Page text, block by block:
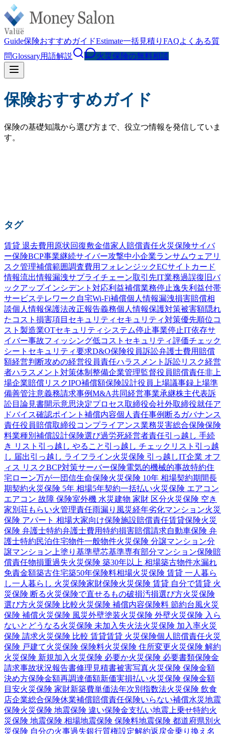
Guide保険おすすめガイドEstimate一括見積り FAQよくある質
問Glossary用語解説 火災保険の無料相談
保険おすすめガイド
保険の基礎知識から選び方まで、役立つ情報を発信していま
す。
タグ
賃貸 退去費用 原状回復敷金借家人賠償責任火災保険サイバ
ー保険BCP事業継続サイバー攻撃中小企業ランサムウェア リ
スク管理補償範囲調査費用 フォレンジックECサイト カード
情報流出情報漏洩サプライチェーン取引先IT業務過誤復旧バ
ックアップインシデント対応利益補償業務停止逸失利益付帯
サービステレワーク 自宅Wi-Fi補償個人情報漏洩損害賠償相
談個人情報保護法改正報告義務個人情報保護対策被害額隠れ
たコスト 損害項目 セキュリティ セキュリティ対策優先順位コ
スト 製造業OTセキュリティ システム停止事業停止IT依存サ
イバー事故フィッシング低コスト セキュリティ評価チェック
シート セキュリティ要求D&O保険役員訴訟弁護士費用 賠償
額経営判断攻めの経営役員責任ハラスメント 訴訟リスク経営
者ハラスメント対策体制整備企業管理監督役員賠償責任非上
場企業賠償リスクIPO補償額保険設計役員 上場議事録 上場準
備善管注意義務請求事例M&A共同経営事業承継株主代表訴
訟目論見書開示意思決定プロセス取締役会社外取締役就任ア
ドバイス確認ポイント 補償内容個人責任事例 断る ガバナンス
責任役員賠償取締役コンプライアンス業務災害総合保険保険
料業種別 補償設計保険選び過労死経営者責任引っ越し 手続
き リスト 引っ越し やること 引っ越し チェックリスト 引っ越
し 届出引っ越し ライフライン火災保険 引っ越しIT企業 オフ
ィス リスクBCP対策サーバー保険電気的機械的事故特約住
宅ローン万が一団信生命保険火災保険 10年 相場契約期間長
期契約火災保険 5年 相場5年契約一括払い火災保険 エアコン
エアコン 故障 保険室外機 水災建物 家財 区分火災保険 空き
家別荘もらい火管理責任雨漏り 風災経年劣化マンション火災
保険 アパート 相場大家向け保険施設賠償責任賃貸保険火災
保険 弁護士特約弁護士費用特約損害賠償請求自動車保険 弁
護士特約民泊住宅物件一般物件火災保険 分譲マンション分
譲マンション 上塗り基準壁芯基準専有部分マンション保険賠
償責任物損重過失火災保険 築30年以上 相場築古物件水漏れ
免責金額築古住宅築50年保険料相場火災保険 賃貸 一人暮ら
し一人暮らし 火災保険家財保険火災保険 賃貸 自分で賃貸 火
災保険 断る火災保険で直せるもの破損汚損選び方火災保険
選び方火災保険 比較火災保険 補償内容保険料 節約台風火災
保険 補償火災保険 風災外壁塗装火災保険 外壁火災保険 入ら
ないとどうなる火災保険 未加入 失火法火災保険 加入率火災
保険 請求火災保険 比較 賃貸賃貸 火災保険個人賠償責任火災
保険 戸建て火災保険 保険料火災保険 住所変更火災保険 解約
火災保険 新規加入 火災保険 必要か火災保険 必要書類保険金
請求事故状況報告書修理見積書被害写真火災保険 保険金額
決め方保険金額再調達価額新価実損払い火災保険 保険金額
目安火災保険 家財新築費単価法年次別指数法火災保険 飲食
店企業総合保険休業補償賠償責任保険いらない補償水災地震
保険火災保険 地震保険 違い保険金支払い地震上乗せ特約火
災保険 地震保険 相場地震保険 保険料地震保険 都道府県別 火
災保険 自分の火事過失銀行質権設定解約返戻金乗り換え 名